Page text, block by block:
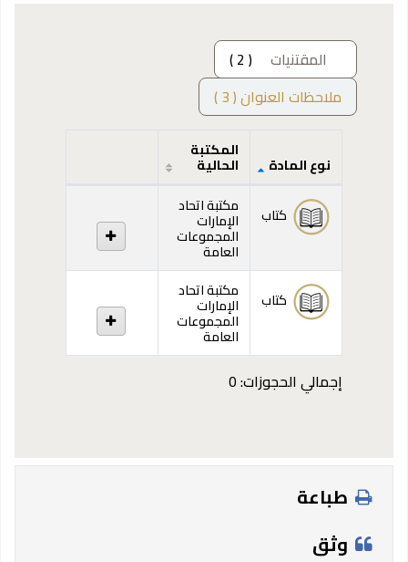
المقتنيات
( 2 )
ملاحظات العنوان ( 3 )
المقتنيات
نوع المادة
المكتبة
الحالية
كتاب مكتبة اتحاد
الإمارات
المجموعات
العامة
كتاب
مكتبة اتحاد
الإمارات
المجموعات
العامة
إجمالي الحجوزات: 0
طباعة
وثق